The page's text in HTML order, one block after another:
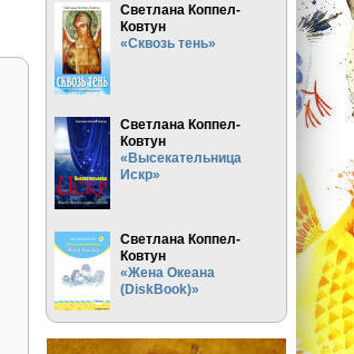
Светлана Коппел-
Ковтун
«Сквозь тень»
Светлана Коппел-
Ковтун
«Высекательница
Искр»
Светлана Коппел-
Ковтун
«Жена Океана
(DiskBook)»